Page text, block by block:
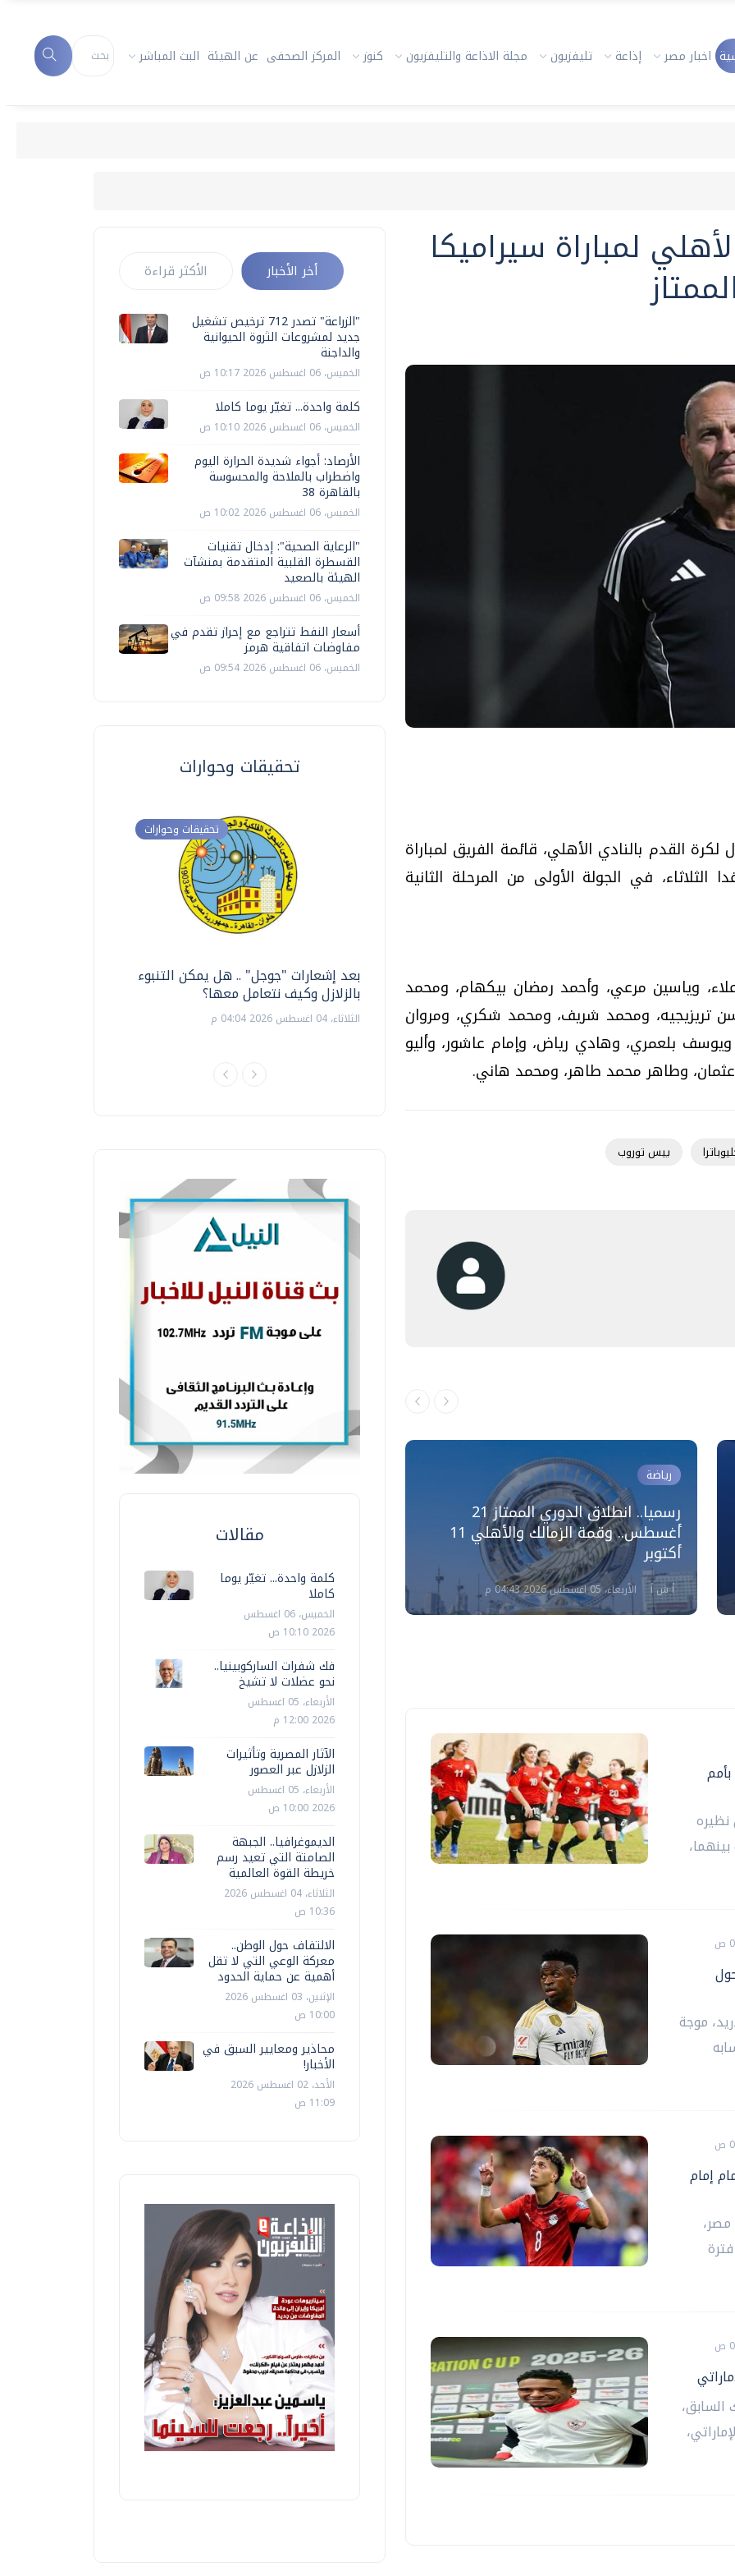
اخبار مصر إذاعة تليفزيون مجلة الاذاعة والتليفزيون كنوز المركز الصحفى عن الهيئة البث المباشر
لمباراة سيراميكا
القدم بالنادي الأهلي، قائمة الفريق لمباراة
الثلاثاء، في الجولة الأولى من المرحلة الثانية
وياسين مرعي، وأحمد رمضان بيكهام، ومحمد
تريزيجيه، ومحمد شريف، ومحمد شكري، ومروان
بلعمري، وهادي رياض، وإمام عاشور، وأليو
عثمان، وطاهر محمد طاهر، ومحمد هاني.
ييس توروب
إبراهيم حسن يطرح روشتة تطوير الكرة
حازم شوقي
رياضة
رسميا.. انطلاق الدوري الممتاز 21
أغسطس.. وقمة الزمالك والأهلي 11
أكتوبر
أ ش أ الأربعاء، 05 اغسطس 2026 04:43 م
منتخب الكرة النسائية يخسر أمام نيجيريا 2-6 بأمم
بينهما،
موجة
إمام
السابق،
أخر الأخبار الأكثر قراءة
"الزراعة" تصدر 712 ترخيص تشغيل
جديد لمشروعات الثروة الحيوانية
والداجنة
الخميس، 06 اغسطس 2026 10:17 ص
كلمة واحدة... تغيّر يوما كاملا
الخميس، 06 اغسطس 2026 10:10 ص
الأرصاد: أجواء شديدة الحرارة اليوم
واضطراب بالملاحة والمحسوسة
بالقاهرة 38
الخميس، 06 اغسطس 2026 10:02 ص
"الرعاية الصحية": إدخال تقنيات
القسطرة القلبية المتقدمة بمنشآت
الهيئة بالصعيد
الخميس، 06 اغسطس 2026 09:58 ص
أسعار النفط تتراجع مع إحراز تقدم في
مفاوضات اتفاقية هرمز
الخميس، 06 اغسطس 2026 09:54 ص
تحقيقات وحوارات
تحقيقات وحوارات
بعد إشعارات "جوجل" .. هل يمكن التنبوء
بالزلازل وكيف نتعامل معها؟
الثلاثاء، 04 اغسطس 2026 04:04 م
دليلك للتنسيق الجامعي .. تساؤلات
وإجابات
السبت، 01 اغسطس 2026 10:25 ص
تقنيات واعدة
مقالات
كلمة واحدة... تغيّر يوما
كاملا
الخميس، 06 اغسطس
2026 10:10 ص
فك شفرات الساركوبينيا..
نحو عضلات لا تشيخ
الأربعاء، 05 اغسطس
2026 12:00 م
الآثار المصرية وتأثيرات
الزلازل عبر العصور
الأربعاء، 05 اغسطس
2026 10:00 ص
الديموغرافيا.. الجبهة
الصامتة التي تعيد رسم
خريطة القوة العالمية
الثلاثاء، 04 اغسطس 2026
10:36 ص
الالتفاف حول الوطن..
معركة الوعي التي لا تقل
أهمية عن حماية الحدود
الإثنين، 03 اغسطس 2026
10:00 ص
محاذير ومعايير السبق في
الأخبار!
الأحد، 02 اغسطس 2026
11:09 ص